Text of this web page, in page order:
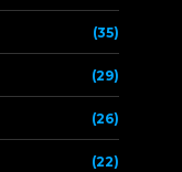
(35)
(29)
(26)
(22)